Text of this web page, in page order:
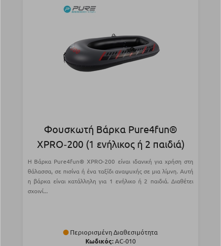
Φουσκωτή Βάρκα Pure4fun®
XPRO‑200 (1 ενήλικος ή 2 παιδιά)
Η Βάρκα Pure4fun® XPRO-200 είναι ιδανική για χρήση στη
θάλασσα, σε πισίνα ή ένα ταξίδι αναψυχής σε μια λίμνη. Αυτή
η βάρκα είναι κατάλληλη για 1 ενήλικο ή 2 παιδιά. Διαθέτει
σχοινί...
Περιορισμένη Διαθεσιμότητα
Κωδικός:AC-010